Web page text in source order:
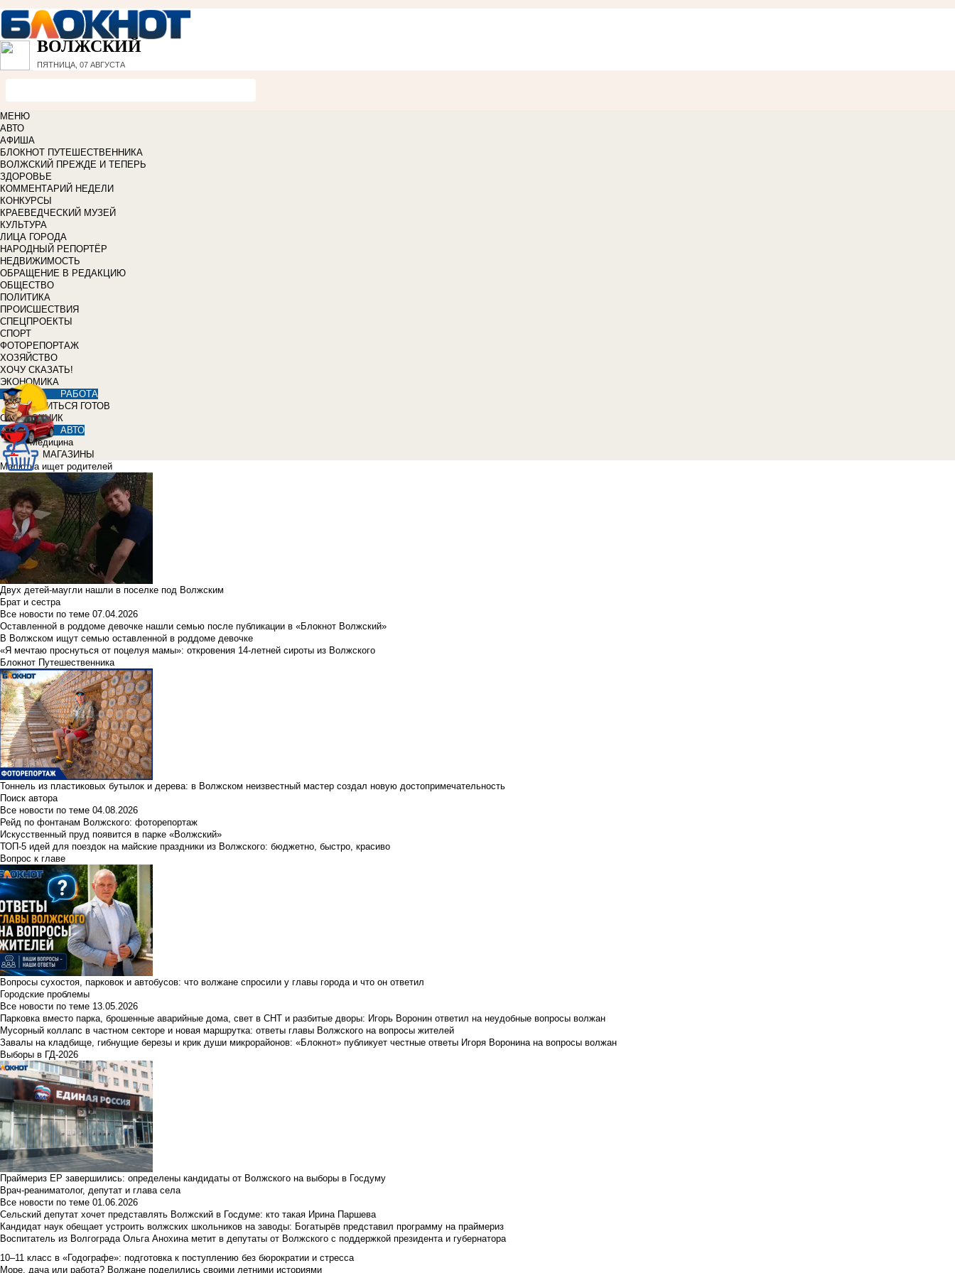
ВОЛЖСКИЙ
ПЯТНИЦА, 07 АВГУСТА
МЕНЮ
АВТО
АФИША
БЛОКНОТ ПУТЕШЕСТВЕННИКА
ВОЛЖСКИЙ ПРЕЖДЕ И ТЕПЕРЬ
ЗДОРОВЬЕ
КОММЕНТАРИЙ НЕДЕЛИ
КОНКУРСЫ
КРАЕВЕДЧЕСКИЙ МУЗЕЙ
КУЛЬТУРА
ЛИЦА ГОРОДА
НАРОДНЫЙ РЕПОРТЁР
НЕДВИЖИМОСТЬ
ОБРАЩЕНИЕ В РЕДАКЦИЮ
ОБЩЕСТВО
ПОЛИТИКА
ПРОИСШЕСТВИЯ
СПЕЦПРОЕКТЫ
СПОРТ
ФОТОРЕПОРТАЖ
ХОЗЯЙСТВО
ХОЧУ СКАЗАТЬ!
ЭКОНОМИКА
РАБОТА
УЧИТЬСЯ ГОТОВ
СПРАВОЧНИК
АВТО
Медицина
МАГАЗИНЫ
Малютка ищет родителей
Двух детей-маугли нашли в поселке под Волжским
Брат и сестра
Все новости по теме 07.04.2026
Оставленной в роддоме девочке нашли семью после публикации в «Блокнот Волжский»
В Волжском ищут семью оставленной в роддоме девочке
«Я мечтаю проснуться от поцелуя мамы»: откровения 14-летней сироты из Волжского
Блокнот Путешественника
Тоннель из пластиковых бутылок и дерева: в Волжском неизвестный мастер создал новую достопримечательность
Поиск автора
Все новости по теме 04.08.2026
Рейд по фонтанам Волжского: фоторепортаж
Искусственный пруд появится в парке «Волжский»
ТОП-5 идей для поездок на майские праздники из Волжского: бюджетно, быстро, красиво
Вопрос к главе
Вопросы сухостоя, парковок и автобусов: что волжане спросили у главы города и что он ответил
Городские проблемы
Все новости по теме 13.05.2026
Парковка вместо парка, брошенные аварийные дома, свет в СНТ и разбитые дворы: Игорь Воронин ответил на неудобные вопросы волжан
Мусорный коллапс в частном секторе и новая маршрутка: ответы главы Волжского на вопросы жителей
Завалы на кладбище, гибнущие березы и крик души микрорайонов: «Блокнот» публикует честные ответы Игоря Воронина на вопросы волжан
Выборы в ГД-2026
Праймериз ЕР завершились: определены кандидаты от Волжского на выборы в Госдуму
Врач-реаниматолог, депутат и глава села
Все новости по теме 01.06.2026
Сельский депутат хочет представлять Волжский в Госдуме: кто такая Ирина Паршева
Кандидат наук обещает устроить волжских школьников на заводы: Богатырёв представил программу на праймериз
Воспитатель из Волгограда Ольга Анохина метит в депутаты от Волжского с поддержкой президента и губернатора
10–11 класс в «Годографе»: подготовка к поступлению без бюрократии и стресса
Море, дача или работа? Волжане поделились своими летними историями